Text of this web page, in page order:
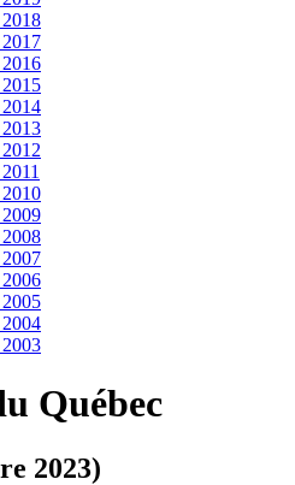
Québec
2023)